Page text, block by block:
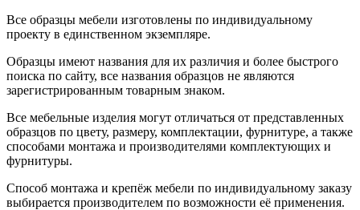
Все образцы мебели изготовлены по индивидуальному
проекту в единственном экземпляре.
Образцы имеют названия для их различия и более быстрого
поиска по сайту, все названия образцов не являются
зарегистрированным товарным знаком.
Все мебельные изделия могут отличаться от представленных
образцов по цвету, размеру, комплектации, фурнитуре, а также
способами монтажа и производителями комплектующих и
фурнитуры.
Способ монтажа и крепёж мебели по индивидуальному заказу
выбирается производителем по возможности её применения.